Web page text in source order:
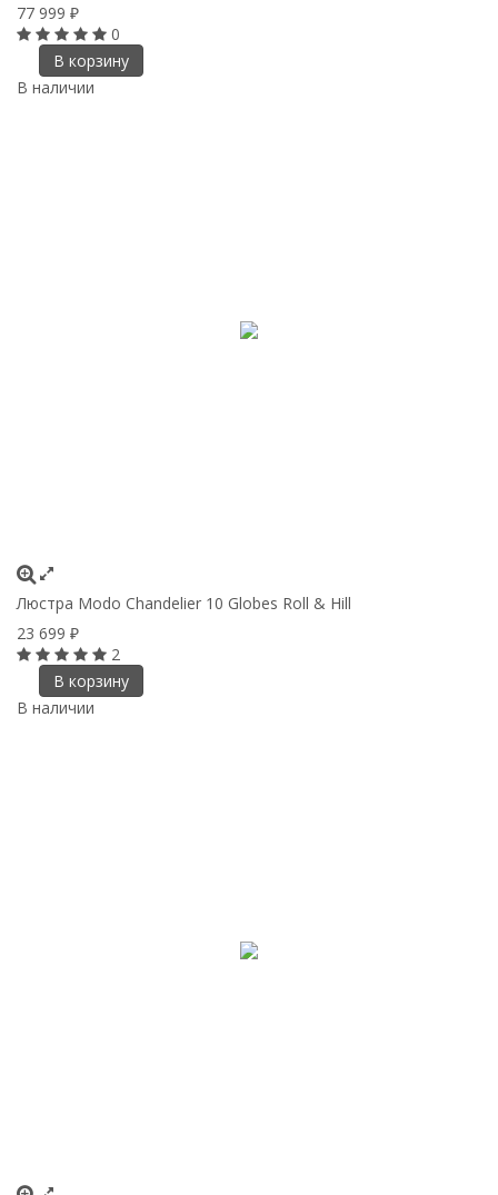
77 999 ₽
0
В корзину
В наличии
Люстра Modo Chandelier 10 Globes Roll & Hill
23 699 ₽
2
В корзину
В наличии